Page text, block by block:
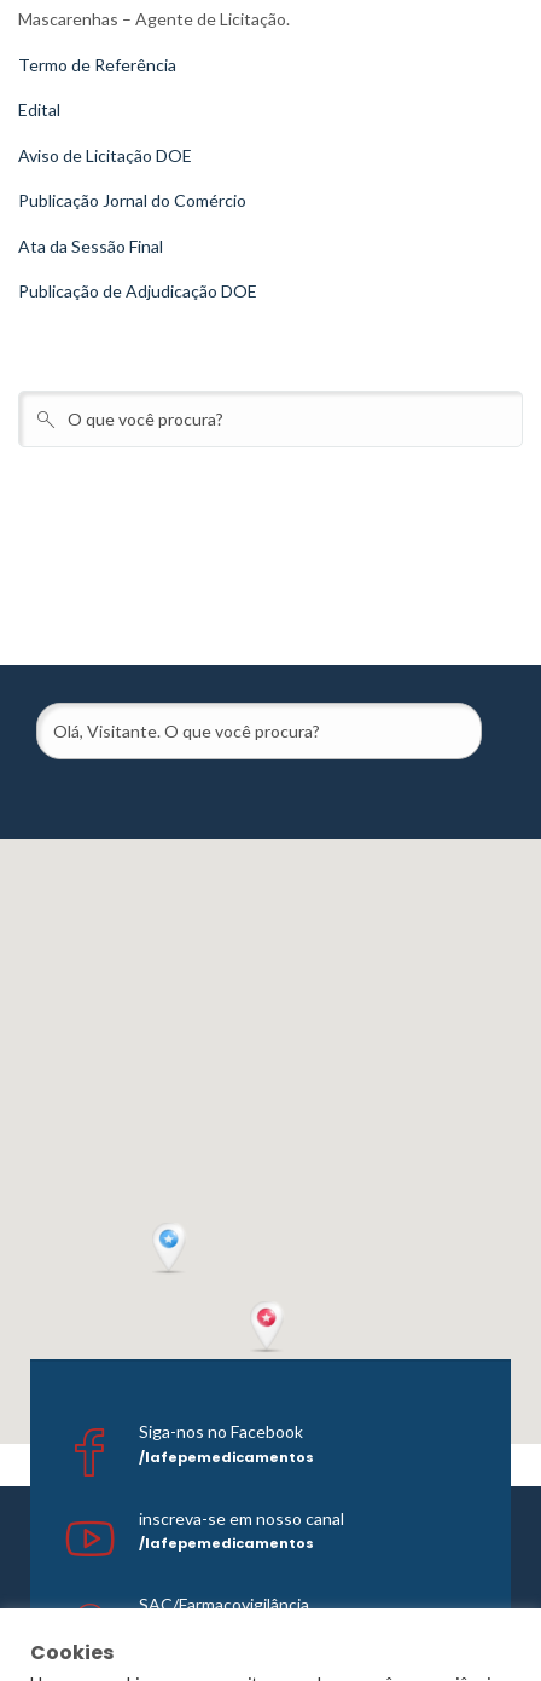
Mascarenhas – Agente de Licitação.
Termo de Referência
Edital
Aviso de Licitação DOE
Publicação Jornal do Comércio
Ata da Sessão Final
Publicação de Adjudicação DOE
Siga-nos no Facebook
/lafepemedicamentos
inscreva-se em nosso canal
/lafepemedicamentos
SAC/Farmacovigilância
Cookies